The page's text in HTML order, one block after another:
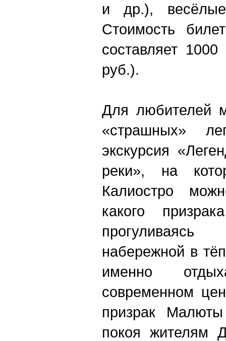
и др.),
Стоимость
составляет
руб.).
Для любителей
«страшных»
экскурсия
реки», на
Калиостро
какого
набережной в
именно
современном
призрак
покоя жителям